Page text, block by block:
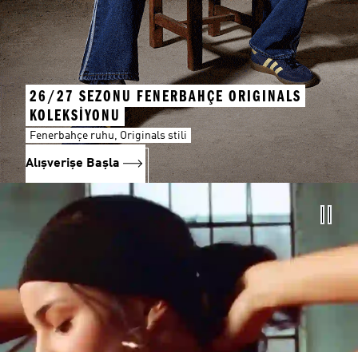
26/27 SEZONU FENERBAHÇE ORIGINALS
KOLEKSİYONU
Fenerbahçe ruhu, Originals stili
Alışverişe Başla